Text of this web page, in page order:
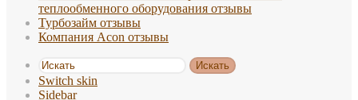
теплообменного оборудования отзывы
Турбозайм отзывы
Компания Acon отзывы
Искать
Switch skin
Sidebar